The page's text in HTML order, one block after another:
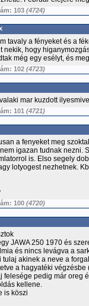
103 (4724)
tavaly a fényeket és a
nekik, hogy
még egy esélyt, és
102 (4723)
mar kuzdott
101 (4721)
a fenyeket meg
igazan tudnak nezni.
is. Elso segely
lotyogest nezhetnek.
100 (4720)
JAWA 250 1970 és
és nincs levágva a
tulaj akinek a neve a
a hagyatéki
felesége pedig már oreg
kellene.
is köszi